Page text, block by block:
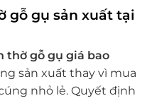
gỗ gụ sản xuất tại
thờ gỗ gụ giá bao
sản xuất thay vì mua
nhỏ lẻ. Quyết định